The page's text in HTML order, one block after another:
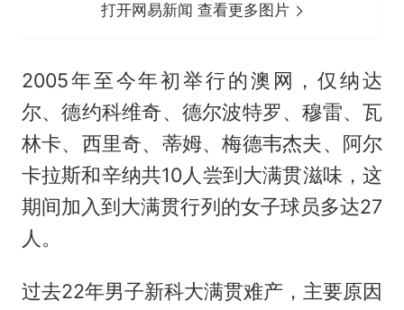
打开网易新闻 查看更多图片
2005年至今年初举行的澳网，仅纳达
尔、德约科维奇、德尔波特罗、穆雷、瓦
林卡、西里奇、蒂姆、梅德韦杰夫、阿尔
卡拉斯和辛纳共10人尝到大满贯滋味，这
期间加入到大满贯行列的女子球员多达27
人。
过去22年男子新科大满贯难产，主要原因